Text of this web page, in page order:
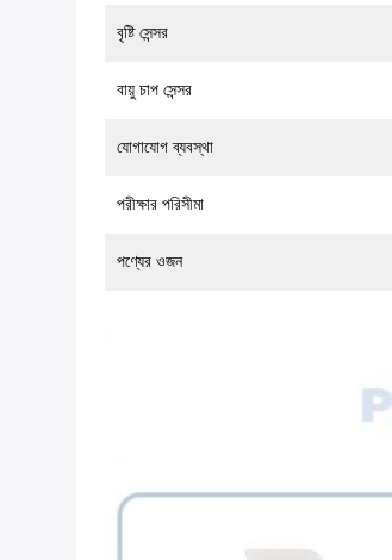
বৃষ্টি সেন্সর
বায়ু চাপ সেন্সর
যোগাযোগ ব্যবস্থা
পরীক্ষার পরিসীমা
পণ্যের ওজন